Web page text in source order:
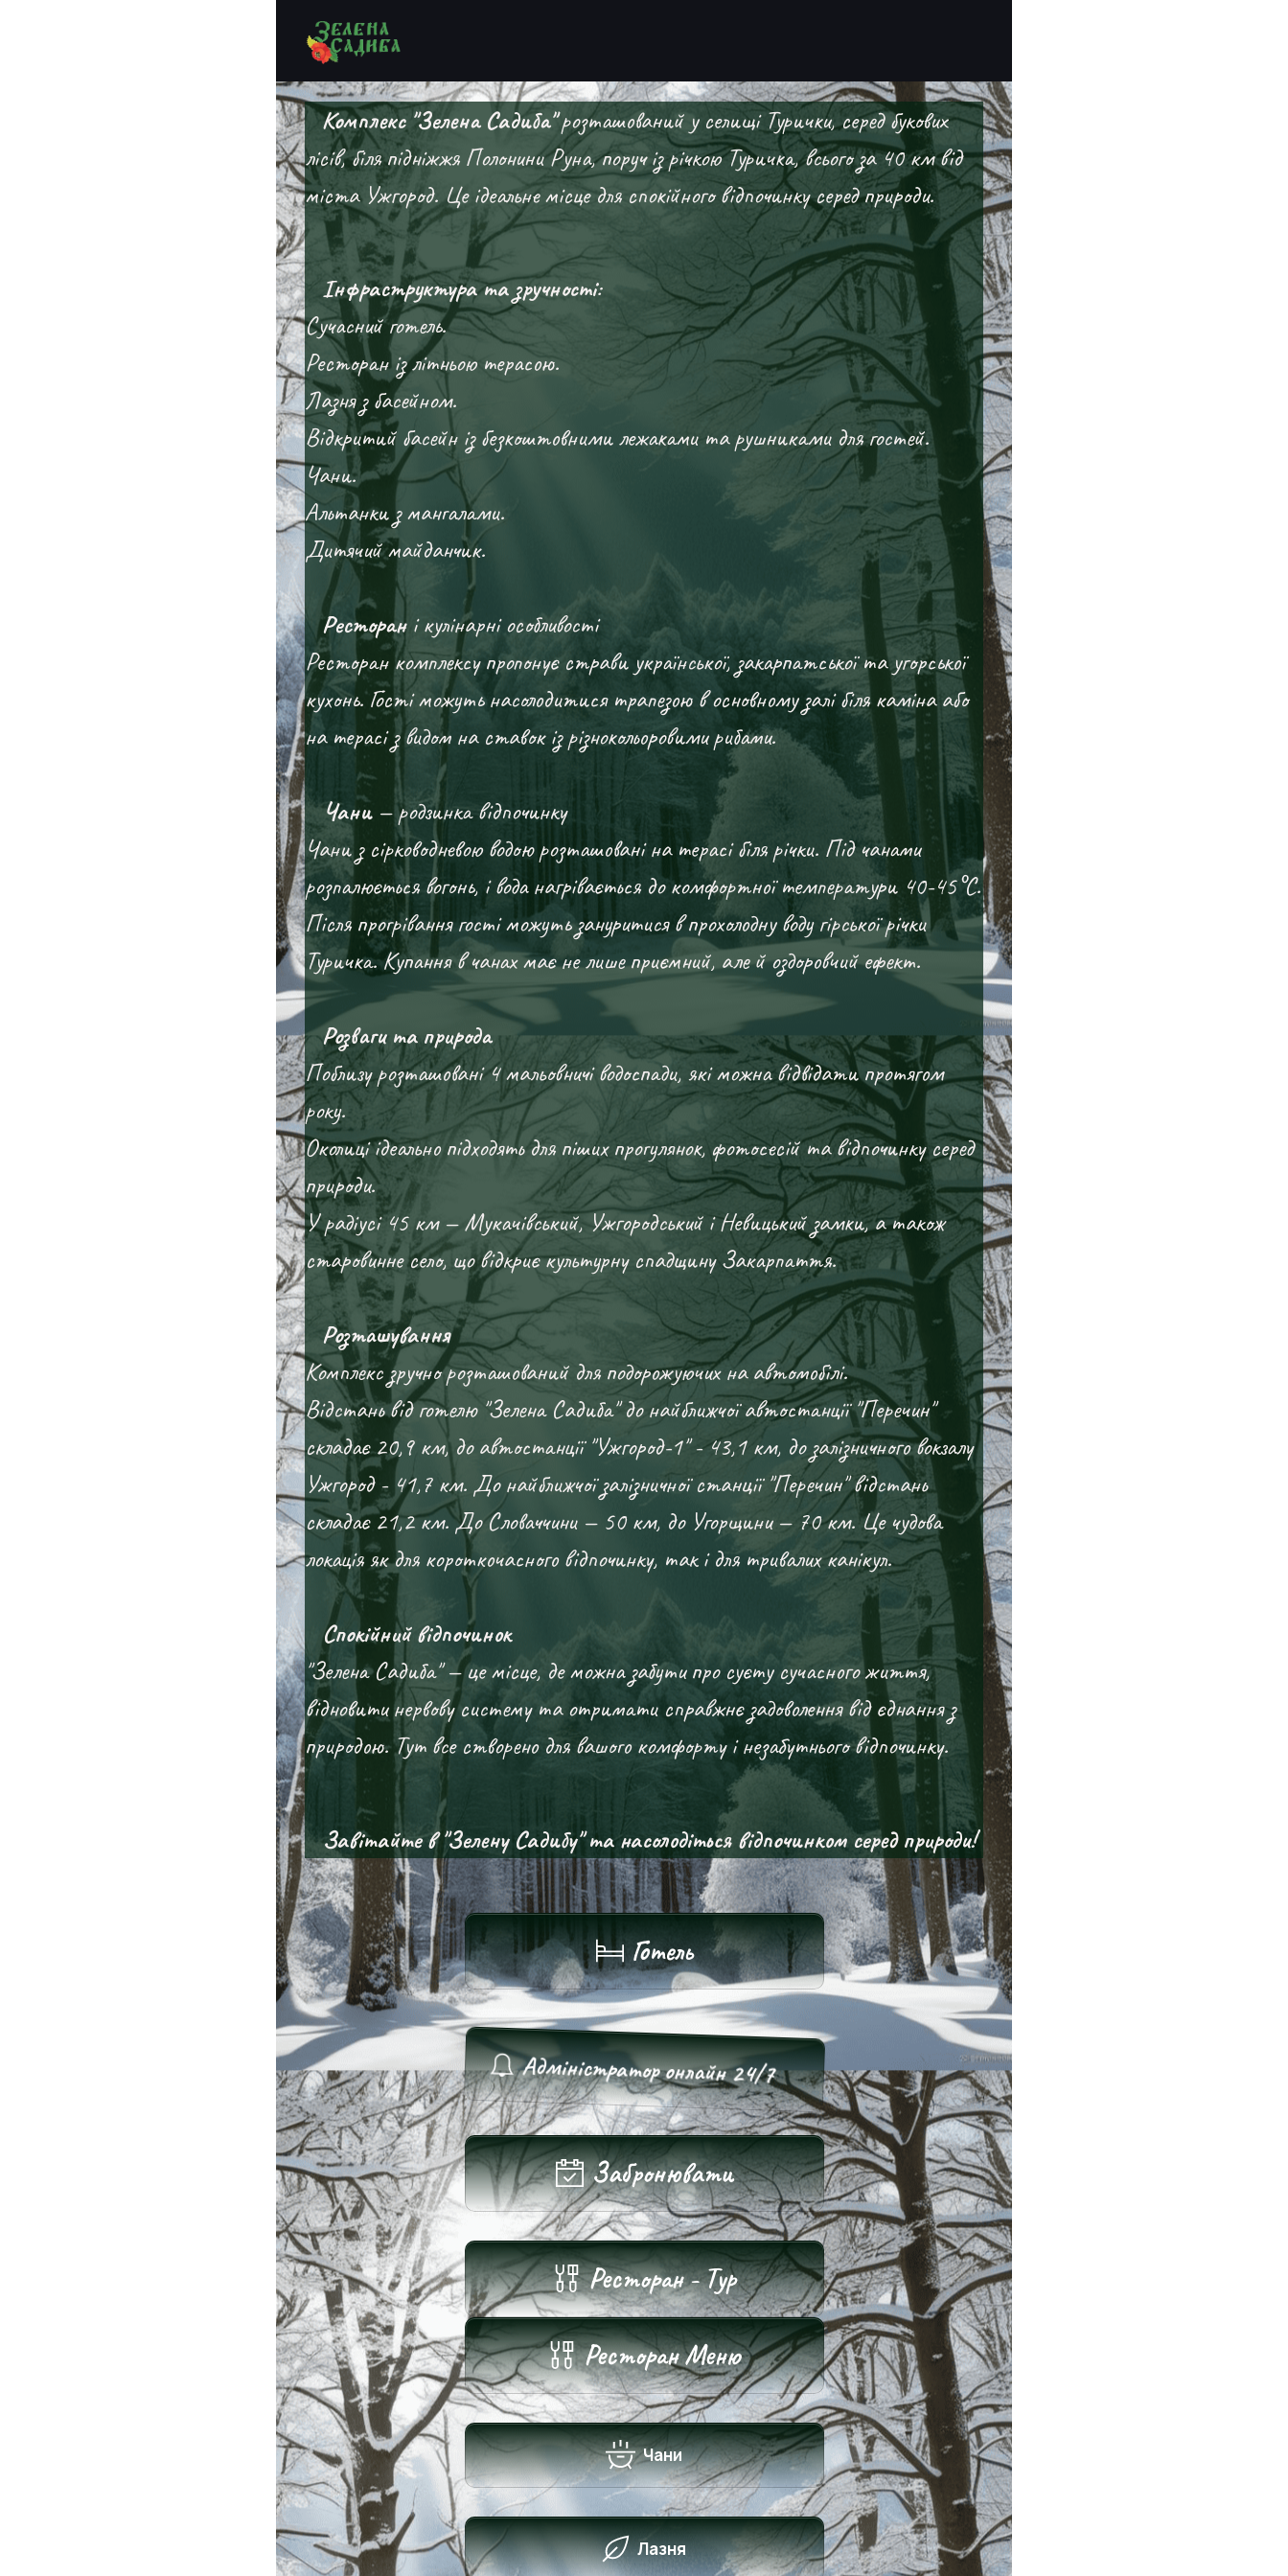
Комплекс "Зелена Садиба"розташований у селищі Турички,серед букових
лісів, біля підніжжя Полонини Руна, поруч із річкою Туричка, всього за 40 км від
міста Ужгород. Це ідеальне місце для спокійного відпочинку серед природи.
Інфраструктура та зручності:
Сучасний готель.
Ресторан із літньою терасою.
Лазня з басейном.
Відкритий басейн із безкоштовними лежаками та рушниками для гостей.
Чани.
Альтанки з мангалами.
Дитячий майданчик.
Ресторані кулінарні особливості
Ресторан комплексу пропонує страви української, закарпатської та угорської
кухонь. Гості можуть насолодитися трапезою в основному залі біля каміна або
на терасі з видом на ставок із різнокольоровими рибами.
Чани— родзинка відпочинку
Чани з сірководневою водою розташовані на терасі біля річки. Під чанами
розпалюється вогонь, і вода нагрівається до комфортної температури 40-45°C.
Після прогрівання гості можуть зануритися в прохолодну воду гірської річки
Туричка. Купання в чанах має не лише приємний, але й оздоровчий ефект.
Розваги та природа
Поблизу розташовані 4 мальовничі водоспади, які можна відвідати протягом
року.
Околиці ідеально підходять для піших прогулянок, фотосесій та відпочинку серед
природи.
У радіусі 45 км — Мукачівський, Ужгородський і Невицький замки, а також
старовинне село, що відкриє культурну спадщину Закарпаття.
Розташування
Комплекс зручно розташований для подорожуючих на автомобілі.
Відстань від готелю "Зелена Садиба" до найближчої автостанції "Перечин"
складає 20,9 км, до автостанції "Ужгород-1" - 43,1 км, до залізничного вокзалу
Ужгород - 41,7 км. До найближчої залізничної станції "Перечин" відстань
складає 21,2 км. До Словаччини — 50 км, до Угорщини — 70 км. Це чудова
локація як для короткочасного відпочинку, так і для тривалих канікул.
Спокійний відпочинок
"Зелена Садиба" — це місце, де можна забути про суєту сучасного життя,
відновити нервову систему та отримати справжнє задоволення від єднання з
природою. Тут все створено для вашого комфорту і незабутнього відпочинку.
Завітайте в "Зелену Садибу" та насолодіться відпочинком серед природи!
Готель
Адміністратор онлайн 24/7
Забронювати
Ресторан - Тур
Ресторан Меню
Чани
Лазня